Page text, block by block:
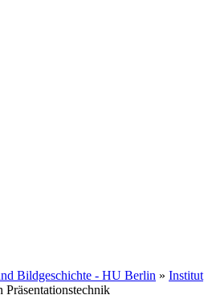
Bildgeschichte - HU Berlin » Institut
Präsentationstechnik